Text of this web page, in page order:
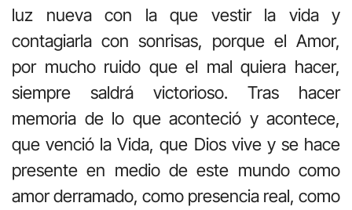
luz nueva con la que vestir la vida y
contagiarla con sonrisas, porque el Amor,
por mucho ruido que el mal quiera hacer,
siempre saldrá victorioso. Tras hacer
memoria de lo que aconteció y acontece,
que venció la Vida, que Dios vive y se hace
presente en medio de este mundo como
amor derramado, como presencia real, como